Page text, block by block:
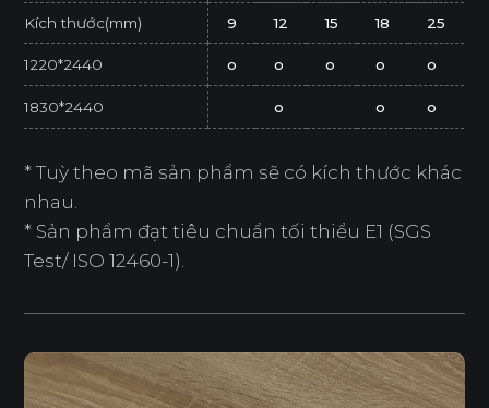
Kích thước(mm) 9 12 15 18 25
1220*2440 o o o o o
1830*2440 o o o
* Tuỳ theo mã sản phẩm sẽ có kích thước khác
nhau.
* Sản phẩm đạt tiêu chuẩn tối thiểu E1 (SGS
Test/ ISO 12460-1).